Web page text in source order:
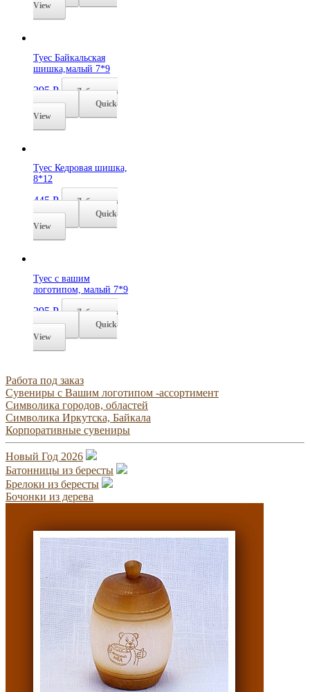
View
Туес Байкальская
шишка,малый 7*9
295Р
Добавить в
корзину
Quick
View
Туес Кедровая шишка,
8*12
445Р
Добавить в
корзину
Quick
View
Туес с вашим
логотипом, малый 7*9
295Р
Добавить в
корзину
Quick
View
Работа под заказ
Сувениры с Вашим логотипом -ассортимент
Символика городов, областей
Символика Иркутска, Байкала
Корпоративные сувениры
Новый Год 2026
Батонницы из бересты
Брелоки из бересты
Бочонки из дерева